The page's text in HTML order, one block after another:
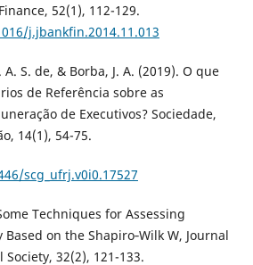
52(1), 112-129.
j.jbankfin.2014.11.013
A. S. de, & Borba, J. A. (2019). O que
de Referência sobre as
de Executivos? Sociedade,
14(1), 54-75.
scg_ufrj.v0i0.17527
Techniques for Assessing
on the Shapiro‐Wilk W, Journal
32(2), 121-133.